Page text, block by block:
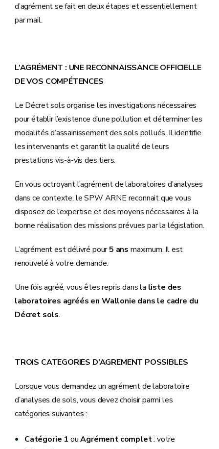
d’agrément se fait en deux étapes et essentiellement
par mail.
L’AGRÉMENT : UNE RECONNAISSANCE OFFICIELLE
DE VOS COMPÉTENCES
Le Décret sols organise les investigations nécessaires
pour établir l’existence d’une pollution et déterminer les
modalités d’assainissement des sols pollués. Il identifie
les intervenants et garantit la qualité de leurs
prestations vis-à-vis des tiers.
En vous octroyant l’agrément de laboratoires d’analyses
dans ce contexte, le SPW ARNE reconnait que vous
disposez de l’expertise et des moyens nécessaires à la
bonne réalisation des missions prévues par la législation.
L’agrément est délivré pour5 ans maximum. Il est
renouvelé à votre demande.
Une fois agréé, vous êtes repris dans la liste des
laboratoires agréés en Wallonie dans le cadre du
Décret sols.
TROIS CATEGORIES D’AGREMENT POSSIBLES
Lorsque vous demandez un agrément de laboratoire
d’analyses de sols, vous devez choisir parmi les
catégories suivantes :
Catégorie 1 ouAgrément complet: votre